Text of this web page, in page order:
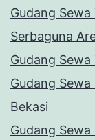
Gudang
Serbaguna
Gudang
Gudang
Bekasi
Gudang